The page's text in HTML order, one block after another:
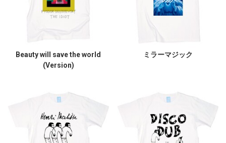
Beauty will save the world
(Version)
ミラーマジック